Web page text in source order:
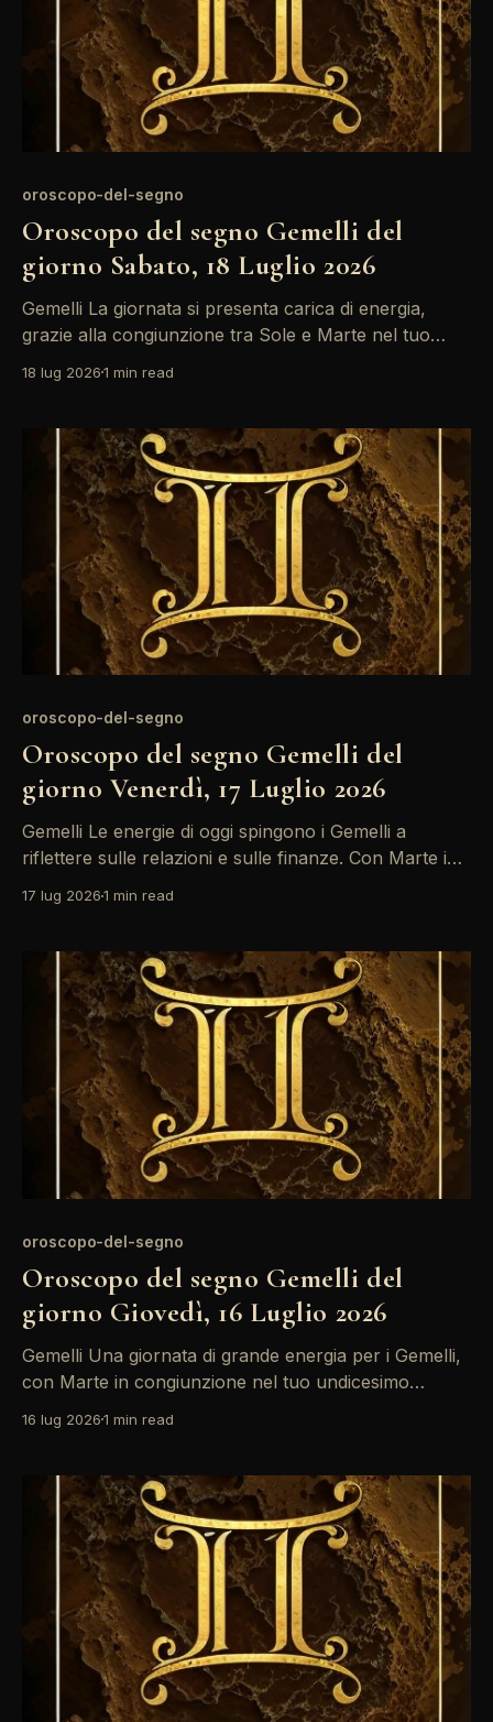
oroscopo-del-segno
Oroscopo del segno Gemelli del
giorno Sabato, 18 Luglio 2026
Gemelli La giornata si presenta carica di energia,
grazie alla congiunzione tra Sole e Marte nel tuo
prendere iniziative audaci, soprattutto in ambito
tue idee, perché oggi possono portarti a risultati
sorprendenti. Un'atmosfera
18 lug 20261 min read
oroscopo-del-segno
Oroscopo del segno Gemelli del
giorno Venerdì, 17 Luglio 2026
Gemelli Le energie di oggi spingono i Gemelli a
riflettere sulle relazioni e sulle finanze. Con Marte in
momento ideale per collaborare, ma fate attenzione
in Vergine vi invita a dare priorità alla chiarezza
17 lug 20261 min read
oroscopo-del-segno
Oroscopo del segno Gemelli del
giorno Giovedì, 16 Luglio 2026
Gemelli Una giornata di grande energia per i Gemelli,
con Marte in congiunzione nel tuo undicesimo
tue idee e coinvolgere gli altri in progetti comuni. Non
tuo ingegno brilla e le comunicazioni possono
portare
16 lug 20261 min read